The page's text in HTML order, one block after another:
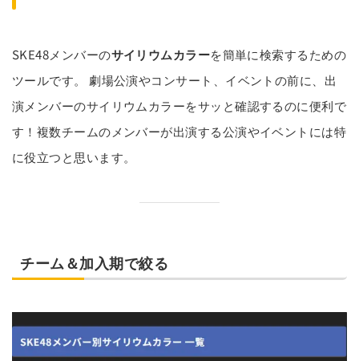
SKE48メンバーのサイリウムカラーを簡単に検索するための
ツールです。 劇場公演やコンサート、イベントの前に、出
演メンバーのサイリウムカラーをサッと確認するのに便利で
す！複数チームのメンバーが出演する公演やイベントには特
に役立つと思います。
チーム＆加入期で絞る